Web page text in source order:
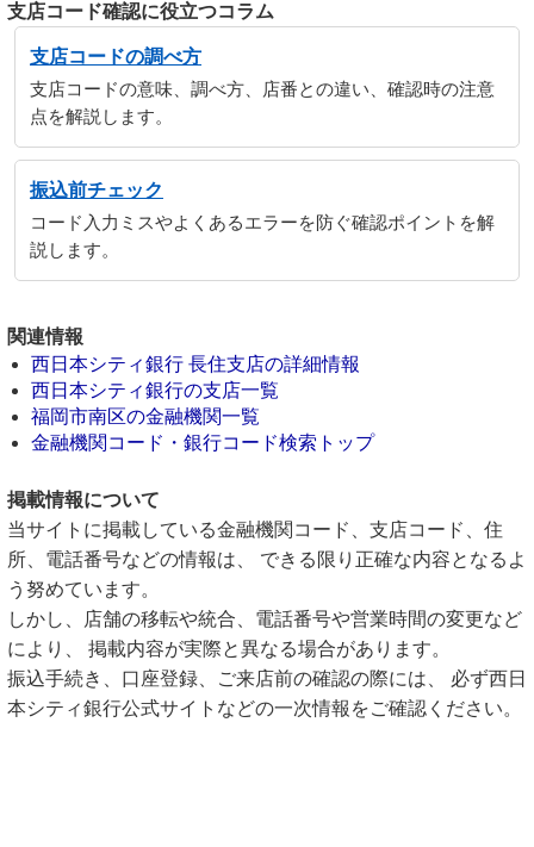
支店コード確認に役立つコラム
支店コードの調べ方
支店コードの意味、調べ方、店番との違い、確認時の注意
点を解説します。
振込前チェック
コード入力ミスやよくあるエラーを防ぐ確認ポイントを解
説します。
関連情報
西日本シティ銀行 長住支店の詳細情報
西日本シティ銀行の支店一覧
福岡市南区の金融機関一覧
金融機関コード・銀行コード検索トップ
掲載情報について
当サイトに掲載している金融機関コード、支店コード、住
所、電話番号などの情報は、 できる限り正確な内容となるよ
う努めています。
しかし、店舗の移転や統合、電話番号や営業時間の変更など
により、 掲載内容が実際と異なる場合があります。
振込手続き、口座登録、ご来店前の確認の際には、 必ず西日
本シティ銀行公式サイトなどの一次情報をご確認ください。